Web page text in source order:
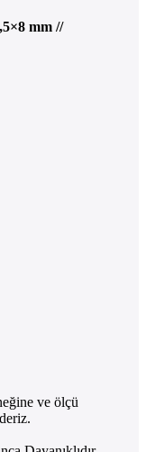
mm //
ve ölçü